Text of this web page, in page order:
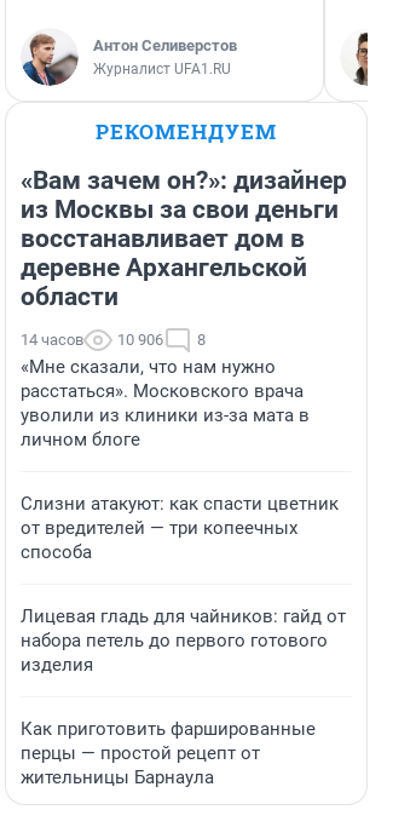
Антон Селиверстов
Журналист UFA1.RU
РЕКОМЕНДУЕМ
«Вам зачем он?»: дизайнер
из Москвы за свои деньги
восстанавливает дом в
деревне Архангельской
области
14 часов 10 906 8
«Мне сказали, что нам нужно
расстаться». Московского врача
уволили из клиники из-за мата в
личном блоге
Слизни атакуют: как спасти цветник
от вредителей — три копеечных
способа
Лицевая гладь для чайников: гайд от
набора петель до первого готового
изделия
Как приготовить фаршированные
перцы — простой рецепт от
жительницы Барнаула